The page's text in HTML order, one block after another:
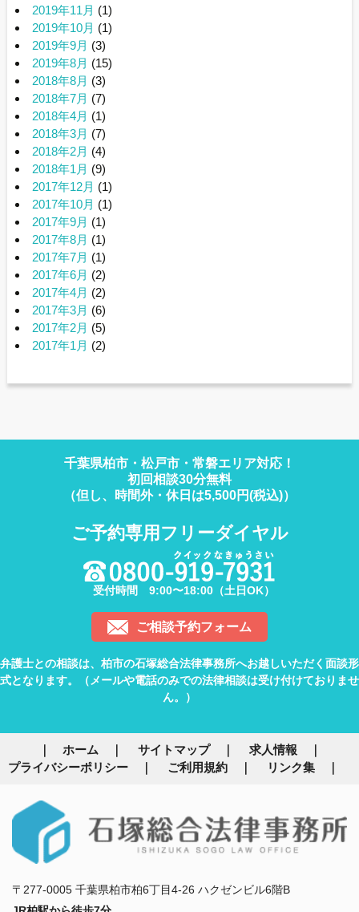
2019年11月 (1)
2019年10月 (1)
2019年9月 (3)
2019年8月 (15)
2018年8月 (3)
2018年7月 (7)
2018年4月 (1)
2018年3月 (7)
2018年2月 (4)
2018年1月 (9)
2017年12月 (1)
2017年10月 (1)
2017年9月 (1)
2017年8月 (1)
2017年7月 (1)
2017年6月 (2)
2017年4月 (2)
2017年3月 (6)
2017年2月 (5)
2017年1月 (2)
千葉県柏市・松戸市・常磐エリア対応！
初回相談30分無料
（但し、時間外・休日は5,500円(税込)）
ご予約専用フリーダイヤル
受付時間 9:00〜18:00（土日OK）
ご相談予約フォーム
弁護士との相談は、柏市の石塚総合法律事務所へお越しいただく面談形
式となります。（メールや電話のみでの法律相談は受け付けておりませ
ん。）
ホーム サイトマップ
求人情報
プライバシーポリシー
ご利用規約 リンク集
〒277-0005 千葉県柏市柏6丁目4-26 ハクゼンビル6階B